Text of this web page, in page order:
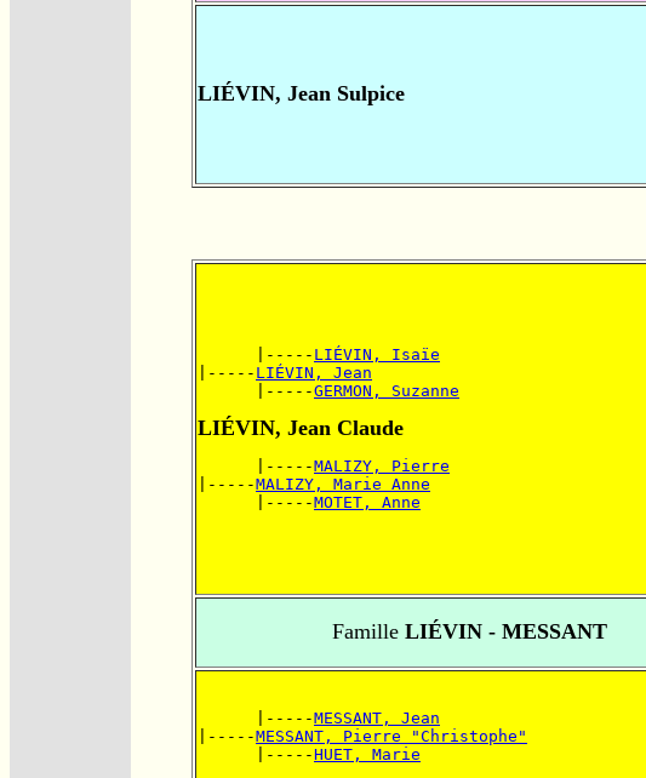
LIÉVIN, Jean Sulpice
      |-----
LIÉVIN, Isaïe
|----- LIÉVIN, Jean
      |-----
GERMON, Suzanne
LIÉVIN, Jean Claude
      |-----
MALIZY, Pierre
|-----MALIZY, Marie Anne
      |-----
MOTET, Anne
FamilleLIÉVIN - MESSANT
      |-----
MESSANT, Jean
|-----MESSANT, Pierre "Christophe"
      |-----
HUET, Marie